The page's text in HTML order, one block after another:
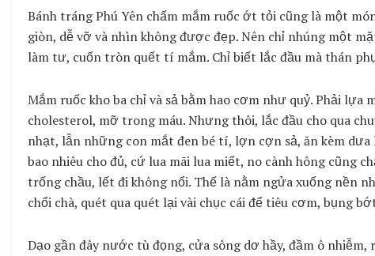
Bánh tráng Phú Yên chấm mắm ruốc ớt tỏi cũng là một
giòn, dễ vỡ và nhìn không được đẹp. Nên chỉ nhúng một
làm tư, cuốn tròn quết tí mắm. Chỉ biết lắc đầu mà thán
Mắm ruốc kho ba chỉ và sả bằm hao cơm như quỷ. Phải
cholesterol, mỡ trong máu. Nhưng thôi, lắc đầu cho qua
nhạt, lẫn những con mắt đen bé tí, lợn cợn sả, ăn kèm dưa
bao nhiêu cho đủ, cứ lua mãi lua miết, no cành hông cũng
trống chầu, lết đi không nổi. Thế là nằm ngửa xuống nền
chổi chà, quét qua quét lại vài chục cái để tiêu cơm, bụng
Dạo gần đây nước tù đọng, cửa sông dơ hầy, đầm ô